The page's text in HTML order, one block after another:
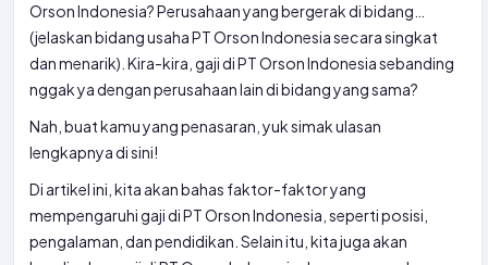
Orson Indonesia? Perusahaan yang bergerak di bidang…
(jelaskan bidang usaha PT Orson Indonesia secara singkat
dan menarik). Kira-kira, gaji di PT Orson Indonesia sebanding
nggak ya dengan perusahaan lain di bidang yang sama?
Nah, buat kamu yang penasaran, yuk simak ulasan
lengkapnya di sini!
Di artikel ini, kita akan bahas faktor-faktor yang
mempengaruhi gaji di PT Orson Indonesia, seperti posisi,
pengalaman, dan pendidikan. Selain itu, kita juga akan